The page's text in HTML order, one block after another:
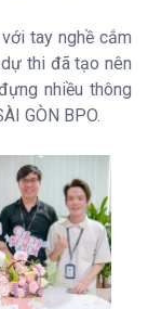
tay nghề cắm
thi đã tạo nên
nhiều thông
GÒN BPO.